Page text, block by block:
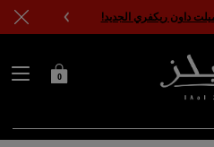
داون ريكفري الجديد!
حقيبتي
0